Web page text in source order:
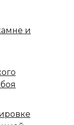
и